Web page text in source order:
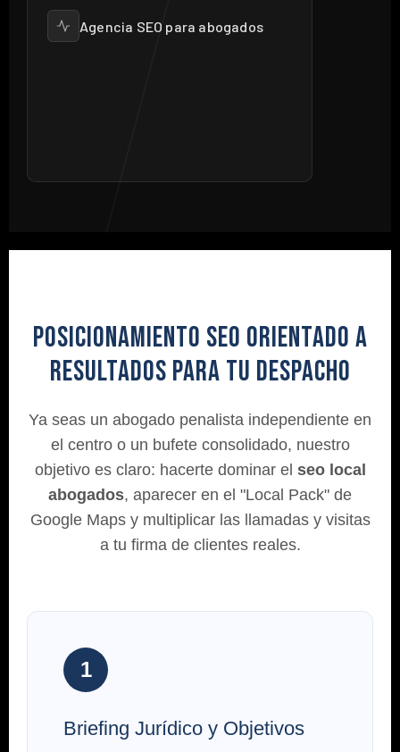
Agencia SEO para abogados
Posicionamiento SEO orientado a
resultados para tu Despacho
Ya seas un abogado penalista independiente en
el centro o un bufete consolidado, nuestro
objetivo es claro: hacerte dominar el seo local
abogados, aparecer en el "Local Pack" de
Google Maps y multiplicar las llamadas y visitas
a tu firma de clientes reales.
1
Briefing Jurídico y Objetivos